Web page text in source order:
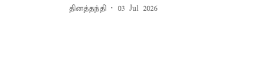
தினத்தந்தி 03 Jul 2026